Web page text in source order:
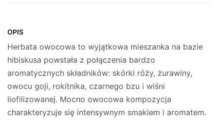
OPIS
Herbata owocowa to wyjątkowa mieszanka na bazie
hibiskusa powstała z połączenia bardzo
aromatycznych składników: skórki róży, żurawiny,
owocu goji, rokitnika, czarnego bzu i wiśni
liofilizowanej. Mocno owocowa kompozycja
charakteryzuje się intensywnym smakiem i aromatem.